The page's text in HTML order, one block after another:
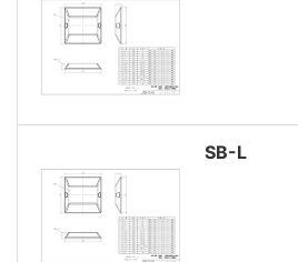
SB-L